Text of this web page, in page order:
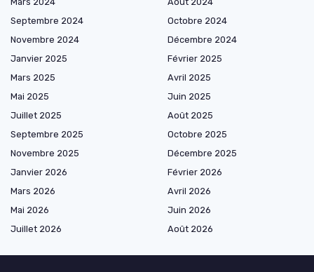
Septembre 2024
Octobre 2024
Novembre 2024
Décembre 2024
Janvier 2025
Février 2025
Mars 2025
Avril 2025
Mai 2025
Juin 2025
Juillet 2025
Août 2025
Septembre 2025
Octobre 2025
Novembre 2025
Décembre 2025
Janvier 2026
Février 2026
Mars 2026
Avril 2026
Mai 2026
Juin 2026
Juillet 2026
Août 2026